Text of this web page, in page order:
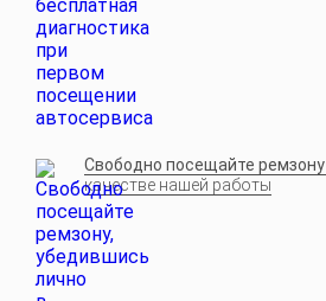
Свободно посещайте ремзону
качестве нашей работы